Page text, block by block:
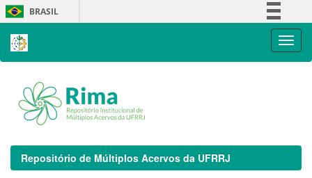
Skip
navigation
BRASIL
Repositório de Múltiplos Acervos da UFRRJ